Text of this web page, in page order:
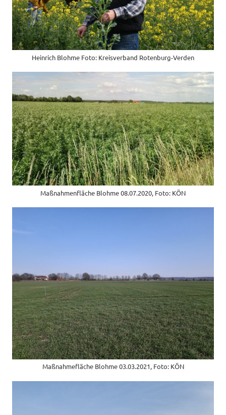
Heinrich Blohme Foto: Kreisverband Rotenburg-Verden
Maßnahmenfläche Blohme 08.07.2020, Foto: KÖN
Maßnahmefläche Blohme 03.03.2021, Foto: KÖN